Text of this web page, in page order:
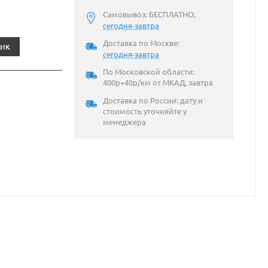
Самовывоз: БЕСПЛАТНО,
сегодня-завтра
Доставка по Москве:
сегодня-завтра
По Московской области:
400р+40р/км от МКАД, завтра
Доставка по России: дату и
стоимость уточняйте у
менеджера